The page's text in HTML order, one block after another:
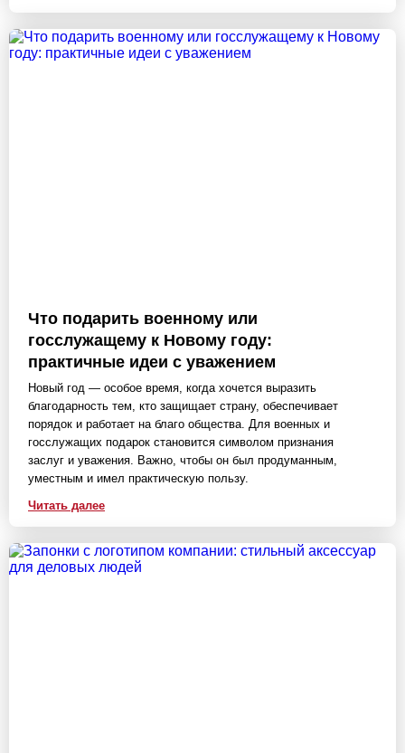
Что подарить военному или
госслужащему к Новому году:
практичные идеи с уважением
Новый год — особое время, когда хочется выразить
благодарность тем, кто защищает страну, обеспечивает
порядок и работает на благо общества. Для военных и
госслужащих подарок становится символом признания
заслуг и уважения. Важно, чтобы он был продуманным,
уместным и имел практическую пользу.
Читать далее